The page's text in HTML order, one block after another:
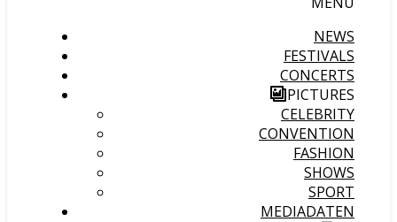
NEWS
FESTIVALS
CONCERTS
PICTURES
CELEBRITY
CONVENTION
FASHION
SHOWS
SPORT
MEDIADATEN